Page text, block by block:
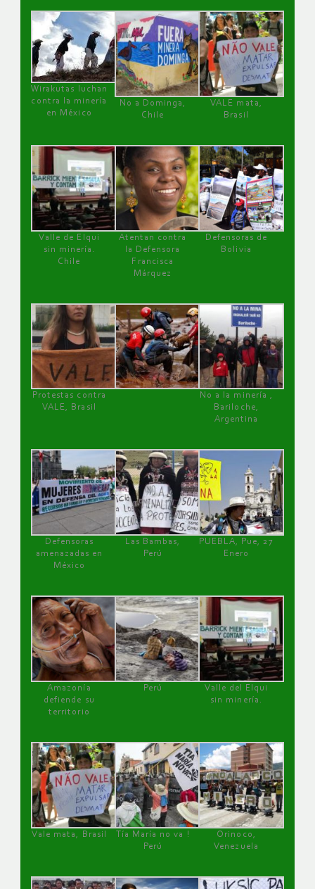
Wirakutas luchan
contra la minería
en México
No a Dominga,
Chile
VALE mata,
Brasil
Valle de Elqui
sin minería.
Chile
Atentan contra
la Defensora
Francisca
Márquez
Defensoras de
Bolivia
Protestas contra
VALE, Brasil
No a la minería ,
Bariloche,
Argentina
Defensoras
amenazadas en
México
Las Bambas,
Perú
PUEBLA, Pue, 27
Enero
Amazonía
defiende su
territorio
Perú
Valle del Elqui
sin minería.
Vale mata, Brasil
Tía María no va !
Perú
Orinoco,
Venezuela